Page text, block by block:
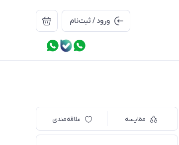
ورود / ثبت‌نام
مقایسه علاقه‌مندی